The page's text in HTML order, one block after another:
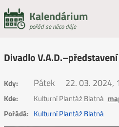
Kalendárium
pořád se něco děje
Divadlo
Kdy: Pátek 22. 03. 2024,
Kde: Kulturní Plantáž Blatná
Pořádá: Kulturní Plantáž Blatná